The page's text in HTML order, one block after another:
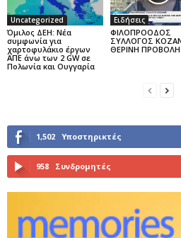
Uncategorized
Όμιλος ΔΕΗ: Νέα
συμφωνία για
χαρτοφυλάκιο έργων
ΑΠΕ άνω των 2 GW σε
Πολωνία και Ουγγαρία
Ειδήσεις
ΦΙΛΟΠΡΟΟΔΟΣ
ΣΥΛΛΟΓΟΣ
ΘΕΡΙΝΗ ΠΡΟΒΟΛΗ
1,502 Υποστηρικτές
958 Συνδρομητές